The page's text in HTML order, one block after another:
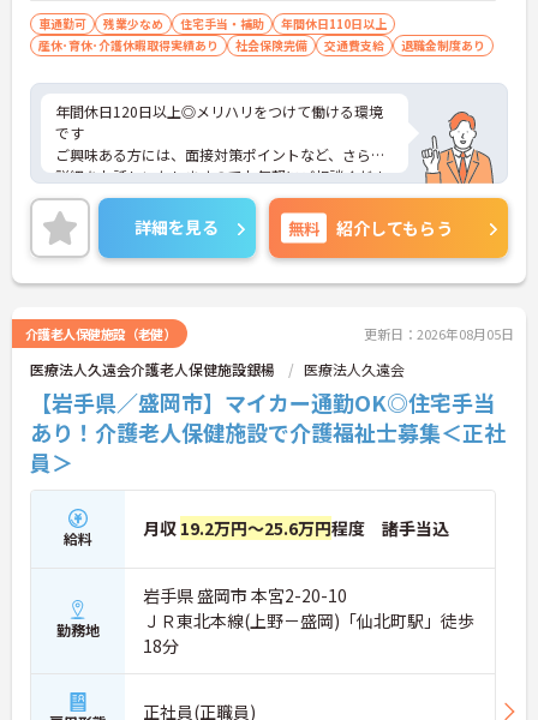
車通勤可 残業少なめ 住宅手当・補助
年間休日110日以上
産休･育休･介護休暇取得実績あり
社会保険完備 交通費支給 退職金制度あり
年間休日120日以上◎メリハリをつけて働ける環境
です
ご興味ある方には、面接対策ポイントなど、さらに
詳細をお話しいたしますのでお気軽にご相談くださ
い！
詳細を見る 無料 紹介してもらう
介護老人保健施設（老健） 更新日：2026年08月05日
医療法人久遠会介護老人保健施設銀楊 医療法人久遠会
【岩手県／盛岡市】マイカー通勤OK◎住宅手当
あり！介護老人保健施設で介護福祉士募集＜正社
員＞
給料 月収 19.2万円～25.6万円程度 諸手当込
勤務地
岩手県 盛岡市 本宮2-20-10
ＪＲ東北本線(上野－盛岡)「仙北町駅」徒歩
18分
正社員(正職員)